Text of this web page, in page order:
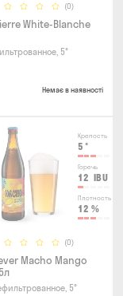
(0)
White-Blanche
5°
Немає в наявності
Крепость
5 °
Горечь
12 IBU
Плотность
12 %
(0)
Macho Mango
5°